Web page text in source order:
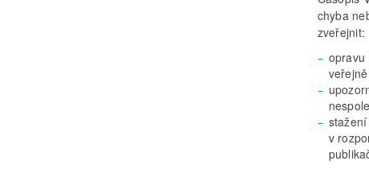
chyba
zveřejnit:
opravu
v